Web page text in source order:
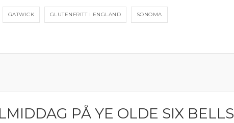
GATWICK GLUTENFRITT I ENGLAND SONOMA
PÅ YE OLDE SIX BELLS